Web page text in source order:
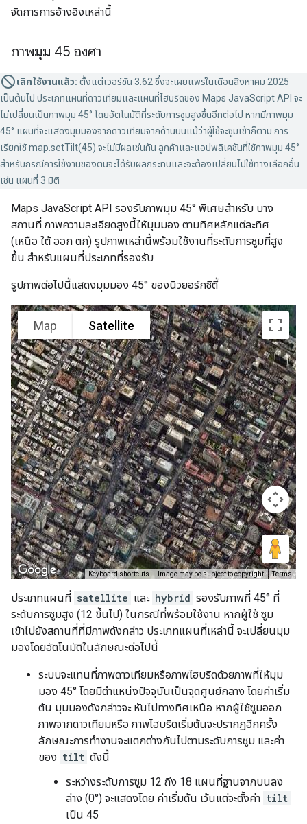
จัดการการอ้างอิงเหล่านี้
ภาพมุม 45 องศา
เลิกใช้งานแล้ว: ตั้งแต่เวอร์ชัน 3.62 ซึ่งจะเผยแพร่ในเดือนสิงหาคม 2025
เป็นต้นไป ประเภทแผนที่ดาวเทียมและแผนที่ไฮบริดของ Maps JavaScript API จะ
ไม่เปลี่ยนเป็นภาพมุม 45° โดยอัตโนมัติที่ระดับการซูมสูงขึ้นอีกต่อไป หากมีภาพมุม
45° แผนที่จะแสดงมุมมองจากดาวเทียมจากด้านบนแม้ว่าผู้ใช้จะซูมเข้าก็ตาม การ
เรียกใช้ map.setTilt(45) จะไม่มีผลเช่นกัน ลูกค้าและแอปพลิเคชันที่ใช้ภาพมุม 45°
สำหรับกรณีการใช้งานของตนจะได้รับผลกระทบและจะต้องเปลี่ยนไปใช้ทางเลือกอื่น
เช่น แผนที่ 3 มิติ
Maps JavaScript API รองรับภาพมุม 45° พิเศษสำหรับ บาง
สถานที่ ภาพความละเอียดสูงนี้ให้มุมมอง ตามทิศหลักแต่ละทิศ
(เหนือ ใต้ ออก ตก) รูปภาพเหล่านี้พร้อมใช้งานที่ระดับการซูมที่สูง
ขึ้น สำหรับแผนที่ประเภทที่รองรับ
รูปภาพต่อไปนี้แสดงมุมมอง 45° ของนิวยอร์กซิตี้
ประเภทแผนที่ satellite และ hybrid รองรับภาพที่ 45° ที่
ระดับการซูมสูง (12 ขึ้นไป) ในกรณีที่พร้อมใช้งาน หากผู้ใช้ ซูม
เข้าไปยังสถานที่ที่มีภาพดังกล่าว ประเภทแผนที่เหล่านี้ จะเปลี่ยนมุม
มองโดยอัตโนมัติในลักษณะต่อไปนี้
ระบบจะแทนที่ภาพดาวเทียมหรือภาพไฮบริดด้วยภาพที่ให้มุม
มอง 45° โดยมีตำแหน่งปัจจุบันเป็นจุดศูนย์กลาง โดยค่าเริ่ม
ต้น มุมมองดังกล่าวจะ หันไปทางทิศเหนือ หากผู้ใช้ซูมออก
ภาพจากดาวเทียมหรือ ภาพไฮบริดเริ่มต้นจะปรากฏอีกครั้ง
ลักษณะการทำงานจะแตกต่างกันไปตามระดับการซูม และค่า
ของ tilt ดังนี้
ระหว่างระดับการซูม 12 ถึง 18 แผนที่ฐานจากบนลง
ล่าง (0°) จะแสดงโดย ค่าเริ่มต้น เว้นแต่จะตั้งค่า tilt
เป็น 45